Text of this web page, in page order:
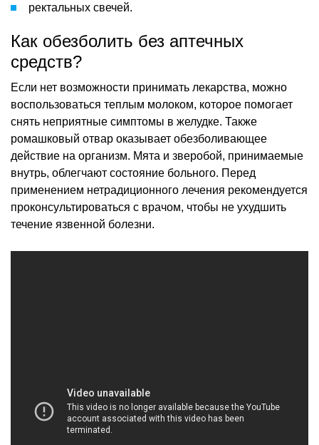
ректальных свечей.
Как обезболить без аптечных
средств?
Если нет возможности принимать лекарства, можно
воспользоваться теплым молоком, которое помогает
снять неприятные симптомы в желудке. Также
ромашковый отвар оказывает обезболивающее
действие на организм. Мята и зверобой, принимаемые
внутрь, облегчают состояние больного. Перед
применением нетрадиционного лечения рекомендуется
проконсультироваться с врачом, чтобы не ухудшить
течение язвенной болезни.